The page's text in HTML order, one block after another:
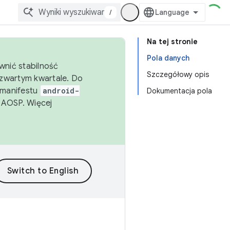
/
Na tej stronie
Pola danych
Szczegółowy opis
Dokumentacja pola
stabilność
kwartale. Do
android-
Więcej